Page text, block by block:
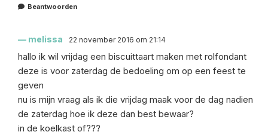
Beantwoorden
melissa 22 november 2016 om 21:14
hallo ik wil vrijdag een biscuittaart maken met rolfondant
deze is voor zaterdag de bedoeling om op een feest te
geven
nu is mijn vraag als ik die vrijdag maak voor de dag nadien
de zaterdag hoe ik deze dan best bewaar?
in de koelkast of???